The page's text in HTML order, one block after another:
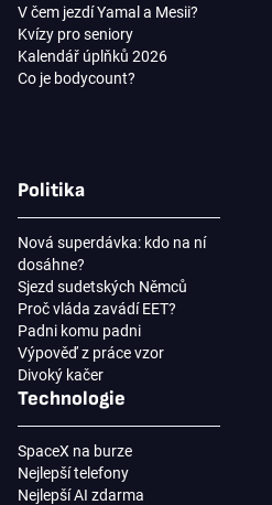
V čem jezdí Yamal a Mesii?
Kvízy pro seniory
Kalendář úplňků 2026
Co je bodycount?
Politika
Nová superdávka: kdo na ní
dosáhne?
Sjezd sudetských Němců
Proč vláda zavádí EET?
Padni komu padni
Výpověď z práce vzor
Divoký kačer
Technologie
SpaceX na burze
Nejlepší telefony
Nejlepší AI zdarma